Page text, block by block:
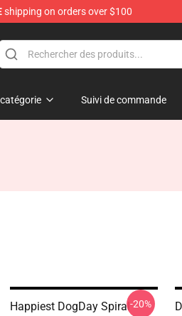
shipping on orders over $100
Suivi de commande
Happiest DogDay Spiral-20%